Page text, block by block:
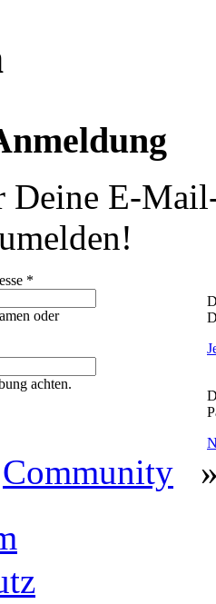
E-
*
oder
achten.
Community